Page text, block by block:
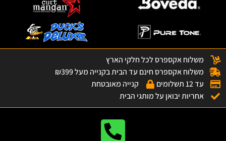
משלוח אקספרס לכל חלקי הארץ
משלוח אקספרס חינם עד הבית בקנייה מעל ₪399
עד 12 תשלומים
קנייה מאובטחת
אחריות יבואן על מותגי הבית